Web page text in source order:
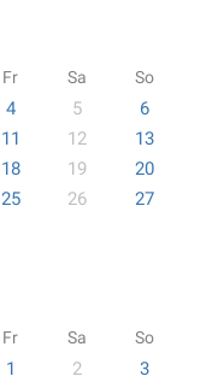
Fr Sa So
4 5
6
11 12
13
18 19
20
25 26
27
Fr Sa So
1 2
3